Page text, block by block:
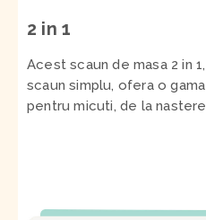
2 in 1
Acest scaun de masa 2 in
scaun simplu, ofera o
pentru micuti, de la nastere